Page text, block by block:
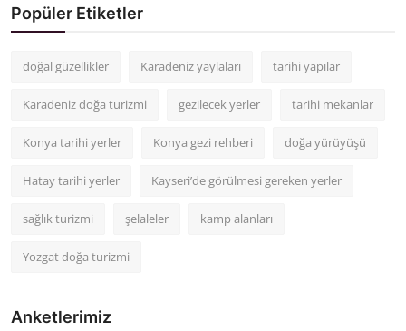
Popüler Etiketler
doğal güzellikler Karadeniz yaylaları tarihi yapılar
Karadeniz doğa turizmi gezilecek yerler tarihi mekanlar
Konya tarihi yerler Konya gezi rehberi doğa yürüyüşü
Hatay tarihi yerler Kayseri’de görülmesi gereken yerler
sağlık turizmi şelaleler kamp alanları
Yozgat doğa turizmi
Anketlerimiz